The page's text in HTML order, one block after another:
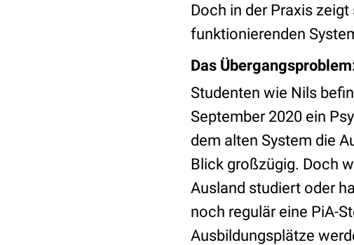
Doch in der Praxis
funktionierenden
Das
Studenten wie Nils
September 2020 ein
dem alten System die
Blick großzügig. Doch
Ausland studiert oder
noch regulär eine PiA-
Ausbildungsplätze